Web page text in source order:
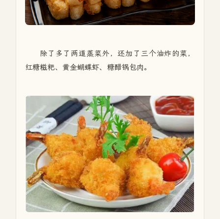
除了多了两道蒸菜外，还加了三个油炸的菜，
红糖糍粑、黄金蝴蝶虾、糖醋锅包肉。